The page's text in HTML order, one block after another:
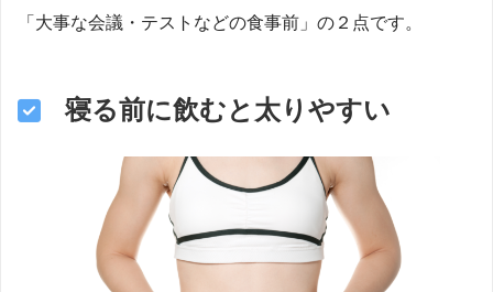
「大事な会議・テストなどの食事前」の２点です。
寝る前に飲むと太りやすい